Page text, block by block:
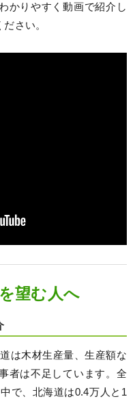
かりやすく動画で紹介し
さい。
望む人へ
は木材生産量、生産額な
者は不足しています。全
で、北海道は0.4万人と1